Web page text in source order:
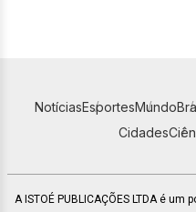
NotíciasEsportesMundo
Cidades
A ISTOÉ PUBLICAÇÕES LTDA é